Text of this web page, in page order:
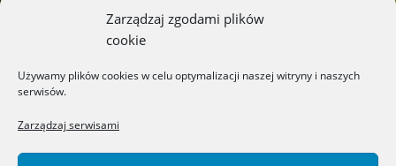
Zarządzaj zgodami plików
cookie
Używamy plików cookies w celu optymalizacji naszej witryny i naszych
serwisów.
Zarządzaj serwisami